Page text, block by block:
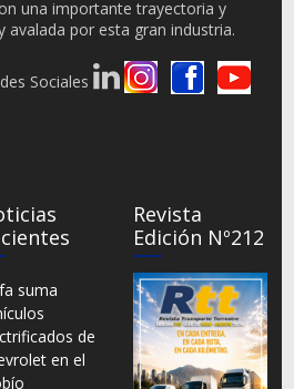
una importante trayectoria y
avalada por esta gran industria.
Sociales
suma
de
en el
Revista
Edición Nº212